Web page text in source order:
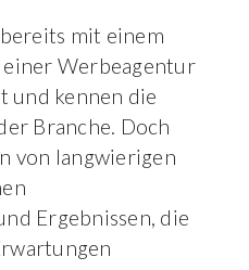
mit einem
Werbeagentur
und kennen die
Branche. Doch
von langwierigen
Ergebnissen, die